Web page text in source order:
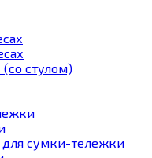
стулом)
сумки-тележки